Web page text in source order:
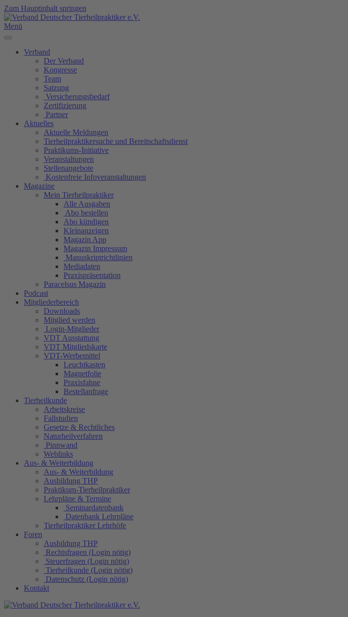
Zum Hauptinhalt springen
Menü
Verband
Der Verband
Kongresse
Team
Satzung
Versicherungsbedarf
Zertifizierung
Partner
Aktuelles
Aktuelle Meldungen
Tierheilpraktikersuche und Bereitschaftsdienst
Praktikums-Initiative
Veranstaltungen
Stellenangebote
Kostenfreie Infoveranstaltungen
Magazine
Mein Tierheilpraktiker
Alle Ausgaben
Abo bestellen
Abo kündigen
Kleinanzeigen
Magazin App
Magazin Impressum
Manuskriptrichtlinien
Mediadaten
Praxispräsentation
Paracelsus Magazin
Podcast
Mitgliederbereich
Downloads
Mitglied werden
Login-Mitglieder
VDT Ausstattung
VDT Mitgliedskarte
VDT-Werbemittel
Leuchtkasten
Magnetfolie
Praxisfahne
Bestellanfrage
Tierheilkunde
Arbeitskreise
Fallstudien
Gesetze & Rechtliches
Naturheilverfahren
Pinnwand
Weblinks
Aus- & Weiterbildung
Aus- & Weiterbildung
Ausbildung THP
Praktikum-Tierheilpraktiker
Lehrpläne & Termine
Seminardatenbank
Datenbank Lehrpläne
Tierheilpraktiker Lehrhöfe
Foren
Ausbildung THP
Rechtsfragen (Login nötig)
Steuerfragen (Login nötig)
Tierheilkunde (Login nötig)
Datenschutz (Login nötig)
Kontakt